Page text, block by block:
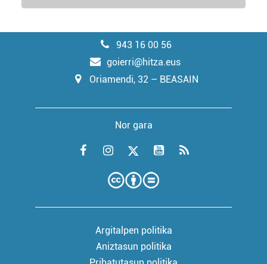
943 16 00 56
goierri@hitza.eus
Oriamendi, 32 – BEASAIN
Nor gara
Argitalpen politika
Aniztasun politika